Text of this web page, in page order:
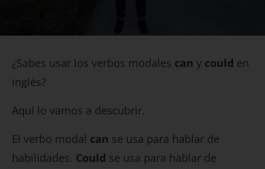
¿Sabes usar los verbos modales can y could en
inglés?
Aquí lo vamos a descubrir.
El verbo modal can se usa para hablar de
habilidades. Could se usa para hablar de